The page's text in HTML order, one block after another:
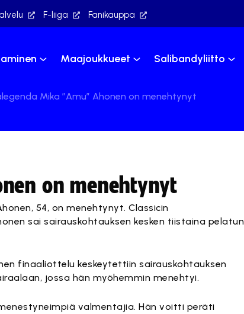
F-liiga Fanikauppa
Maajoukkueet Salibandyliitto
Mika ”Amu” Ahonen on menehtynyt
on menehtynyt
54, on menehtynyt. Classicin
sai sairauskohtauksen kesken tiistaina pelatun
finaaliottelu keskeytettiin sairauskohtauksen
jossa hän myöhemmin menehtyi.
valmentajia. Hän voitti peräti